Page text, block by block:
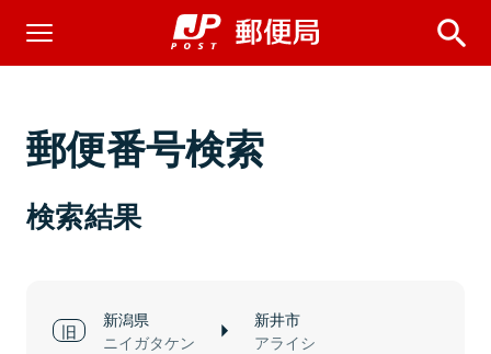
郵便番号検索
検索結果
新潟県
ニイガタケン
新井市
アライシ